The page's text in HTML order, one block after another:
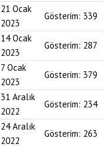
21 Ocak
2023
Gösterim: 339
14 Ocak
2023
Gösterim: 287
7 Ocak
2023
Gösterim: 379
31 Aralık
2022
Gösterim: 234
24 Aralık
2022
Gösterim: 263